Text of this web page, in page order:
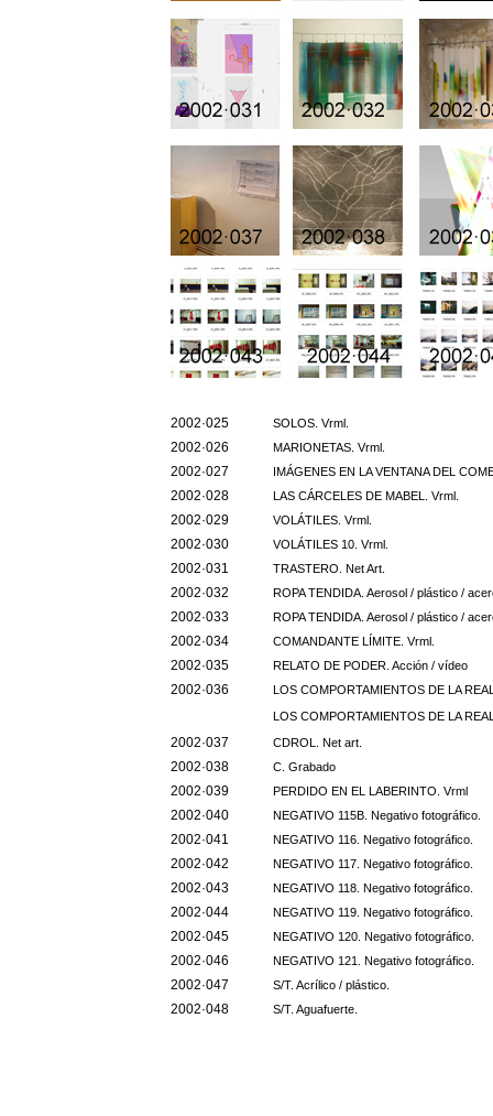
2002·025 SOLOS. Vrml.
2002·026 MARIONETAS. Vrml.
2002·027 IMÁGENES EN LA VENTANA DEL
2002·028 LAS CÁRCELES DE MABEL. Vrml.
2002·029 VOLÁTILES. Vrml.
2002·030 VOLÁTILES 10. Vrml.
2002·031 TRASTERO. Net Art.
2002·032 ROPA TENDIDA. Aerosol / plástico /
2002·033 ROPA TENDIDA. Aerosol / plástico /
2002·034 COMANDANTE LÍMITE. Vrml.
2002·035 RELATO DE PODER. Acción / vídeo
2002·036
LOS COMPORTAMIENTOS DE LA
LOS COMPORTAMIENTOS DE LA
2002·037 CDROL. Net art.
2002·038 C. Grabado
2002·039 PERDIDO EN EL LABERINTO. Vrml
2002·040 NEGATIVO 115B. Negativo fotográfico.
2002·041 NEGATIVO 116. Negativo fotográfico.
2002·042 NEGATIVO 117. Negativo fotográfico.
2002·043 NEGATIVO 118. Negativo fotográfico.
2002·044 NEGATIVO 119. Negativo fotográfico.
2002·045 NEGATIVO 120. Negativo fotográfico.
2002·046 NEGATIVO 121. Negativo fotográfico.
2002·047 S/T. Acrílico / plástico.
2002·048 S/T. Aguafuerte.